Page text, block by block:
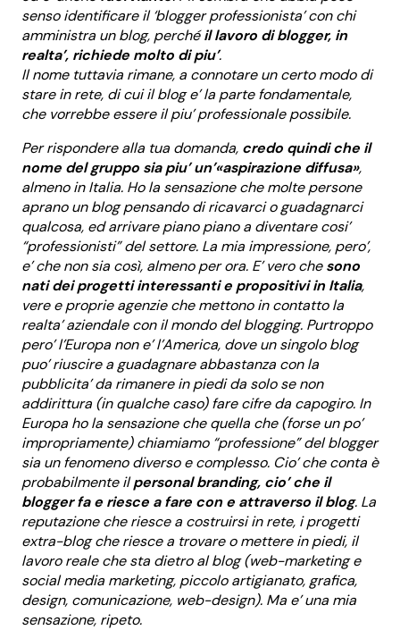
senso identificare il ‘blogger professionista’ con chi
amministra un blog, perchéil lavoro di blogger, in
realta’, richiede molto di piu’.
Il nome tuttavia rimane, a connotare un certo modo di
stare in rete, di cui il blog e’ la parte fondamentale,
che vorrebbe essere il piu’ professionale possibile.
Per rispondere alla tua domanda, credo quindi che il
nome del gruppo sia piu’ un’«aspirazione diffusa»,
almeno in Italia. Ho la sensazione che molte persone
aprano un blog pensando di ricavarci o guadagnarci
qualcosa, ed arrivare piano piano a diventare cosi’
“professionisti” del settore. La mia impressione, pero’,
e’ che non sia così, almeno per ora. E’ vero chesono
nati dei progetti interessanti e propositivi in Italia,
vere e proprie agenzie che mettono in contatto la
realta’ aziendale con il mondo del blogging. Purtroppo
pero’ l’Europa non e’ l’America, dove un singolo blog
puo’ riuscire a guadagnare abbastanza con la
pubblicita’ da rimanere in piedi da solo se non
addirittura (in qualche caso) fare cifre da capogiro. In
Europa ho la sensazione che quella che (forse un po’
impropriamente) chiamiamo “professione” del blogger
sia un fenomeno diverso e complesso. Cio’ che conta è
probabilmente ilpersonal branding, cio’ che il
blogger fa e riesce a fare con e attraverso il blog. La
reputazione che riesce a costruirsi in rete, i progetti
extra-blog che riesce a trovare o mettere in piedi, il
lavoro reale che sta dietro al blog (web-marketing e
social media marketing, piccolo artigianato, grafica,
design, comunicazione, web-design). Ma e’ una mia
sensazione, ripeto.